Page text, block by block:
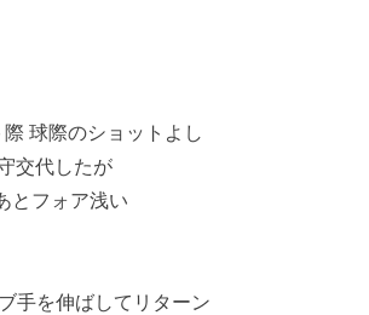
球際のショットよし
交代したが
とフォア浅い
手を伸ばしてリターン